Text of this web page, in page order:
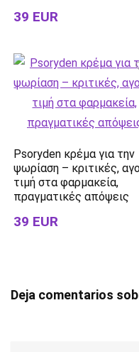
39 EUR
Psoryden κρέμα για την
ψωρίαση – κριτικές,
τιμή στα φαρμακεία,
πραγματικές απόψεις
39 EUR
Deja comentarios